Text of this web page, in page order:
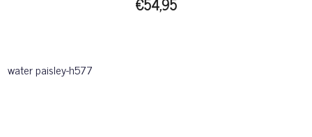
water paisley-h577